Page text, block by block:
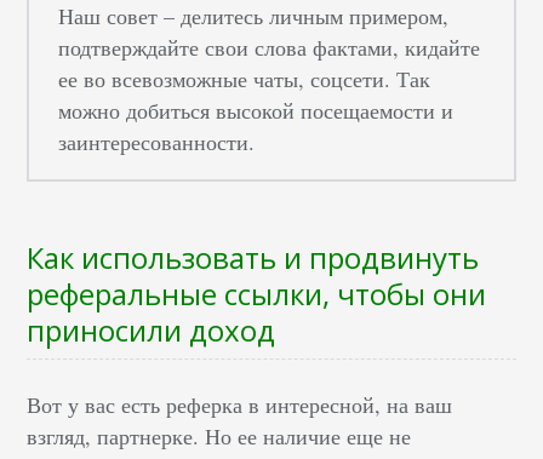
Наш совет – делитесь личным примером,
подтверждайте свои слова фактами, кидайте
ее во всевозможные чаты, соцсети. Так
можно добиться высокой посещаемости и
заинтересованности.
Как использовать и продвинуть
реферальные ссылки, чтобы они
приносили доход
Вот у вас есть реферка в интересной, на ваш
взгляд, партнерке. Но ее наличие еще не